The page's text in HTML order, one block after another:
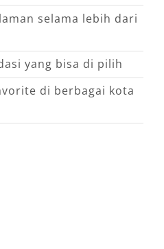
selama lebih dari
yang bisa di pilih
di berbagai kota